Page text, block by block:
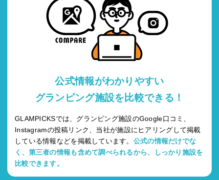
公式情報がわかりやすい
グランピング施設を比較できる！
GLAMPICKSでは、グランピング施設のGoogle口コミ、
Instagramの投稿リンク、当社が施設にヒアリングして掲載
している情報などを掲載しています。 公式の情報だけでな
く、第三者の情報も含めて調べられるから、しっかり施設を
比較できます。